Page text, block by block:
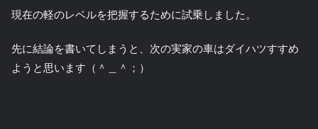
現在の軽のレベルを把握するために試乗しました。
先に結論を書いてしまうと、次の実家の車はダイハツすすめ
ようと思います（＾＿＾；）